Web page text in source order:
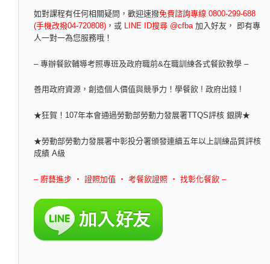
如對課程有任何相關疑問， 歡迎速撥免費諮詢專線 0800-299-688
(手機改撥04-720808) ， 或 LINE ID搜尋 @cfba 加入好友， 即有專
人一對一為您服務哦！
– 專辦餐飲輔導考照專班及政府職前&在職訓練各式餐飲教學 –
善用政府資源，創造個人價值與競爭力！學餐飲 ! 政府出錢 !
★狂賀！107年本會通過勞動部勞動力發展署TTQS評核 銀牌★
★勞動部勞動力發展署中彰投分署頒發連續五年以上訓練品質評核
成績 A級
– 廚藝進步 ‧ 證照加值 ‧ 考餐飲證照 ‧ 找彰化餐飲 –